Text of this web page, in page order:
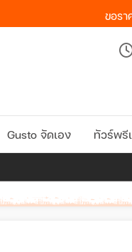
ขอรา
Gusto จัดเอง ทัวร์พรี